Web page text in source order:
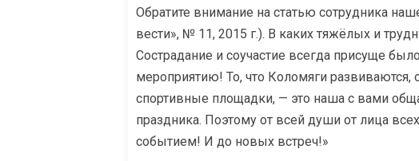
Обратите внимание на статью сотрудника
вести», № 11, 2015 г.). В каких тяжёлых и
Сострадание и соучастие всегда присуще
мероприятию! То, что Коломяги развиваются,
спортивные площадки, — это наша с вами
праздника. Поэтому от всей души от лица
событием! И до новых встреч!»